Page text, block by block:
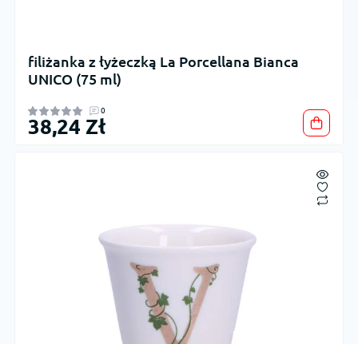
filiżanka z łyżeczką La Porcellana Bianca
UNICO (75 ml)
0
38,24 Zł